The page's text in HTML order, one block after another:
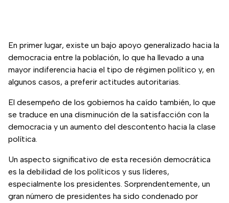
En primer lugar, existe un bajo apoyo generalizado hacia la
democracia entre la población, lo que ha llevado a una
mayor indiferencia hacia el tipo de régimen político y, en
algunos casos, a preferir actitudes autoritarias.
El desempeño de los gobiernos ha caído también, lo que
se traduce en una disminución de la satisfacción con la
democracia y un aumento del descontento hacia la clase
política.
Un aspecto significativo de esta recesión democrática
es la debilidad de los políticos y sus líderes,
especialmente los presidentes. Sorprendentemente, un
gran número de presidentes ha sido condenado por